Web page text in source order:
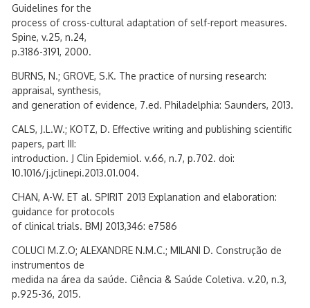
Guidelines for the
process of cross-cultural adaptation of self-report measures.
Spine, v.25, n.24,
p.3186-3191, 2000.
BURNS, N.; GROVE, S.K. The practice of nursing research:
appraisal, synthesis,
and generation of evidence, 7.ed. Philadelphia: Saunders, 2013.
CALS, J.L.W.; KOTZ, D. Effective writing and publishing scientific
papers, part III:
introduction. J Clin Epidemiol. v.66, n.7, p.702. doi:
10.1016/j.jclinepi.2013.01.004.
CHAN, A-W. ET al. SPIRIT 2013 Explanation and elaboration:
guidance for protocols
of clinical trials. BMJ 2013,346: e7586
COLUCI M.Z.O; ALEXANDRE N.M.C.; MILANI D. Construção de
instrumentos de
medida na área da saúde. Ciência & Saúde Coletiva. v.20, n.3,
p.925-36, 2015.